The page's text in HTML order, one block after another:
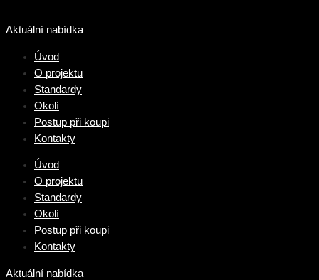
na
Aktuální nabídka
Úvod
O projektu
Standardy
Okolí
Postup při koupi
Kontakty
Úvod
O projektu
Standardy
Okolí
Postup při koupi
Kontakty
Aktuální nabídka